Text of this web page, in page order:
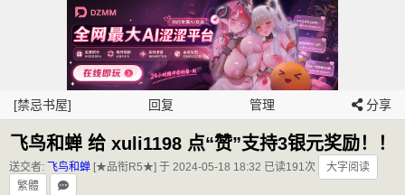
[禁忌书屋] 回复 管理 分享
飞鸟和蝉 给 xuli1198 点“赞”支持3银元奖励！！
送交者: 飞鸟和蝉 [★品衔R5★] 于 2024-05-18 18:32 已读191次
大字阅读
繁體